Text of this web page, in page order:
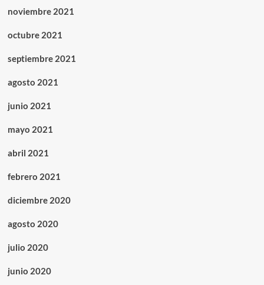
noviembre 2021
octubre 2021
septiembre 2021
agosto 2021
junio 2021
mayo 2021
abril 2021
febrero 2021
diciembre 2020
agosto 2020
julio 2020
junio 2020